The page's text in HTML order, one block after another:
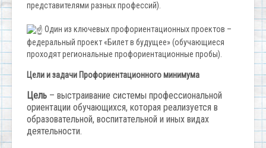
представителями разных профессий).
Один из ключевых профориентационных проектов –
федеральный проект «Билет в будущее» (обучающиеся
проходят региональные профориентационные пробы).
Цели и задачи Профориентационного минимума
Цель – выстраивание системы профессиональной
ориентации обучающихся, которая реализуется в
образовательной, воспитательной и иных видах
деятельности.